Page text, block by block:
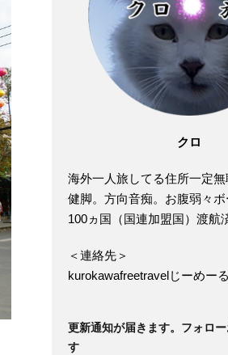
クロ
海外一人旅してる住所一定無
健脚。方向音痴。お腹弱々ボ
100ヵ国（国連加盟国）渡航
＜連絡先＞
kurokawafreetravelじーめーる
更新通知が届きます。フォロ
す